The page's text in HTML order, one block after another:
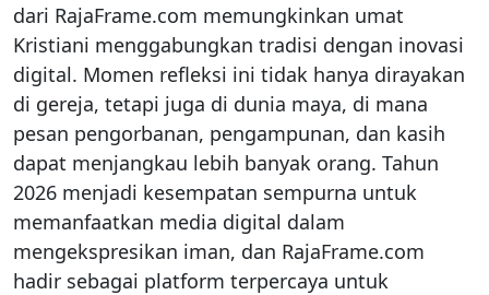
dari RajaFrame.com memungkinkan umat
Kristiani menggabungkan tradisi dengan inovasi
digital. Momen refleksi ini tidak hanya dirayakan
di gereja, tetapi juga di dunia maya, di mana
pesan pengorbanan, pengampunan, dan kasih
dapat menjangkau lebih banyak orang. Tahun
2026 menjadi kesempatan sempurna untuk
memanfaatkan media digital dalam
mengekspresikan iman, dan RajaFrame.com
hadir sebagai platform terpercaya untuk